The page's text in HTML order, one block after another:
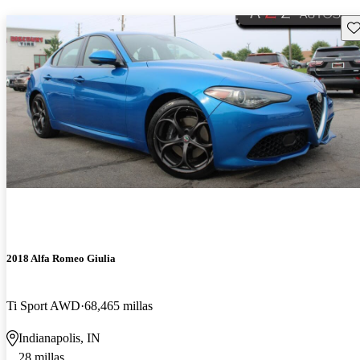
2018 Alfa Romeo Giulia
Ti Sport AWD 68,465 millas
Indianapolis, IN